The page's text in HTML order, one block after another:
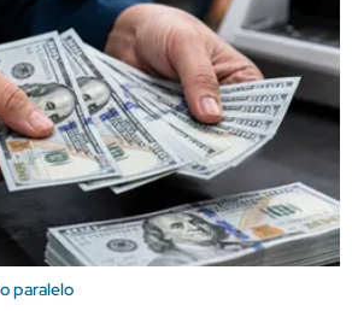
paralelo